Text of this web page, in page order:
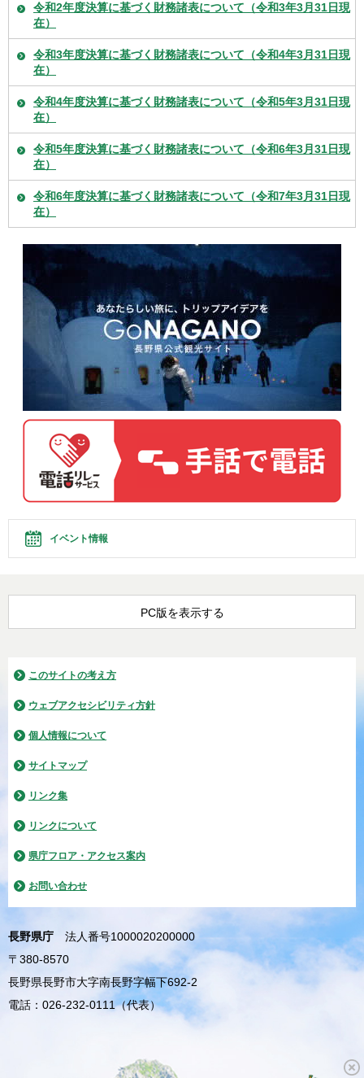
令和2年度決算に基づく財務諸表について（令和3年3月31日現
在）
令和3年度決算に基づく財務諸表について（令和4年3月31日現
在）
令和4年度決算に基づく財務諸表について（令和5年3月31日現
在）
令和5年度決算に基づく財務諸表について（令和6年3月31日現
在）
令和6年度決算に基づく財務諸表について（令和7年3月31日現
在）
イベント情報
PC版を表示する
このサイトの考え方
ウェブアクセシビリティ方針
個人情報について
サイトマップ
リンク集
リンクについて
県庁フロア・アクセス案内
お問い合わせ
長野県庁
法人番号1000020200000
〒380-8570
長野県長野市大字南長野字幅下692-2
電話：026-232-0111（代表）